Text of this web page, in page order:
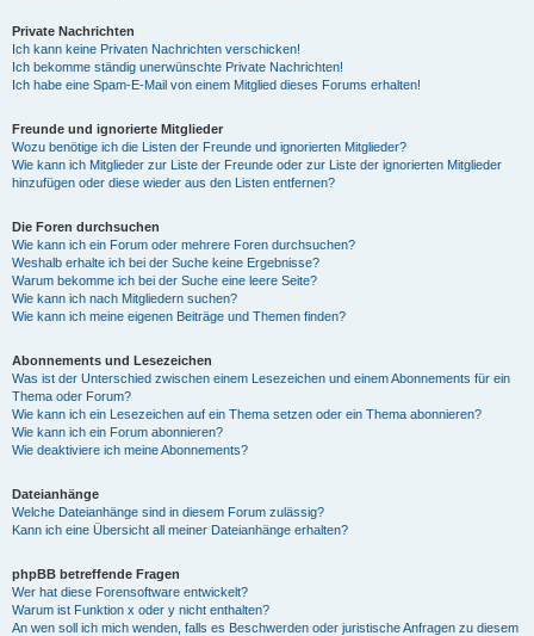
Private Nachrichten
Ich kann keine Privaten Nachrichten verschicken!
Ich bekomme ständig unerwünschte Private Nachrichten!
Ich habe eine Spam-E-Mail von einem Mitglied dieses Forums erhalten!
Freunde und ignorierte Mitglieder
Wozu benötige ich die Listen der Freunde und ignorierten Mitglieder?
Wie kann ich Mitglieder zur Liste der Freunde oder zur Liste der ignorierten Mitglieder
hinzufügen oder diese wieder aus den Listen entfernen?
Die Foren durchsuchen
Wie kann ich ein Forum oder mehrere Foren durchsuchen?
Weshalb erhalte ich bei der Suche keine Ergebnisse?
Warum bekomme ich bei der Suche eine leere Seite?
Wie kann ich nach Mitgliedern suchen?
Wie kann ich meine eigenen Beiträge und Themen finden?
Abonnements und Lesezeichen
Was ist der Unterschied zwischen einem Lesezeichen und einem Abonnements für ein
Thema oder Forum?
Wie kann ich ein Lesezeichen auf ein Thema setzen oder ein Thema abonnieren?
Wie kann ich ein Forum abonnieren?
Wie deaktiviere ich meine Abonnements?
Dateianhänge
Welche Dateianhänge sind in diesem Forum zulässig?
Kann ich eine Übersicht all meiner Dateianhänge erhalten?
phpBB betreffende Fragen
Wer hat diese Forensoftware entwickelt?
Warum ist Funktion x oder y nicht enthalten?
An wen soll ich mich wenden, falls es Beschwerden oder juristische Anfragen zu diesem